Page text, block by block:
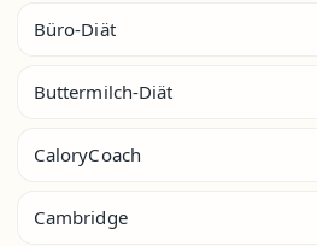
Büro-Diät
Buttermilch-Diät
CaloryCoach
Cambridge